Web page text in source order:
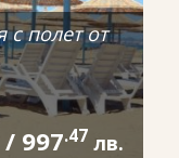
полет от
/ 997.47 лв.